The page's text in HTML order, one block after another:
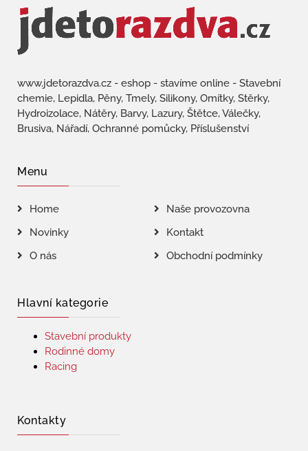
www.jdetorazdva.cz - eshop - stavíme online - Stavební
chemie, Lepidla, Pěny, Tmely, Silikony, Omítky, Stěrky,
Hydroizolace, Nátěry, Barvy, Lazury, Štětce, Válečky,
Brusiva, Nářadí, Ochranné pomůcky, Příslušenství
Menu
Home
Naše provozovna
Novinky
Kontakt
O nás
Obchodní podmínky
Hlavní kategorie
Stavební produkty
Rodinné domy
Racing
Kontakty